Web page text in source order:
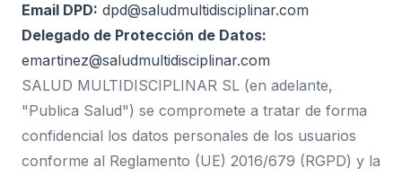
Email DPD: dpd@saludmultidisciplinar.com
Delegado de Protección de Datos:
emartinez@saludmultidisciplinar.com
SALUD MULTIDISCIPLINAR SL (en adelante,
"Publica Salud") se compromete a tratar de forma
confidencial los datos personales de los usuarios
conforme al Reglamento (UE) 2016/679 (RGPD) y la